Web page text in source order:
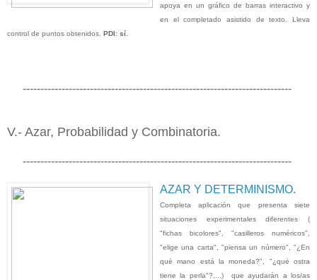
apoya en un gráfico de barras interactivo y
en el completado asistido de texto. Lleva
control de puntos obtenidos. PDI: sí.
----------------------------------------------------------------------------
V.- Azar, Probabilidad y Combinatoria.
----------------------------------------------------------------------------
AZAR Y DETERMINISMO.
Completa aplicación que presenta siete
situaciones experimentales diferentes (
"fichas bicolores", "casilleros numéricos",
"elige una carta", "piensa un número", "¿En
qué mano está la moneda?", "¿qué ostra
tiene la perla"?,...) que ayudarán a los/as